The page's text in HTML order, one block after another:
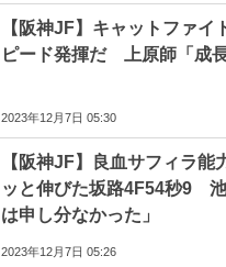
【阪神JF】キャットファイ
ピード発揮だ 上原師「成長
2023年12月7日 05:30
【阪神JF】良血サフィラ能
ッと伸びた坂路4F54秒9
は申し分なかった」
2023年12月7日 05:26